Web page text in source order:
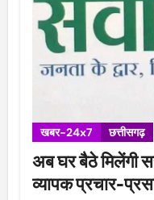
खबर-24x7 छत्तीसगढ़
अब घर बैठे मिलेंगी
व्यापक प्रचार-